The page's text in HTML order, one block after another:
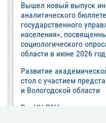
Вышел новый выпуск
аналитического
государственного
населения»,
социологического
области в июне 2026
Развитие
стол с участием
и Вологодской области
ВолНЦ РАН традиционно